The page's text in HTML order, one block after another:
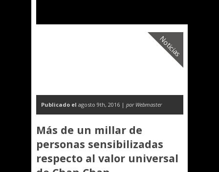
Noticias
Publicado el agosto 9th, 2016 | por Webmaster
Más de un millar de
personas sensibilizadas
respecto al valor universal